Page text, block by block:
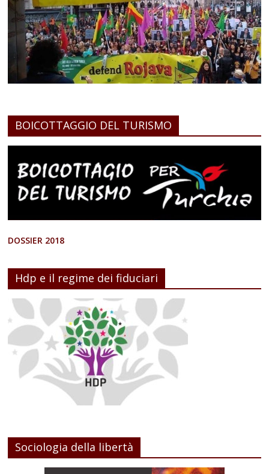
BOICOTTAGGIO DEL TURISMO
DOSSIER 2018
Hdp e il regime dei fiduciari
Sociologia della libertà